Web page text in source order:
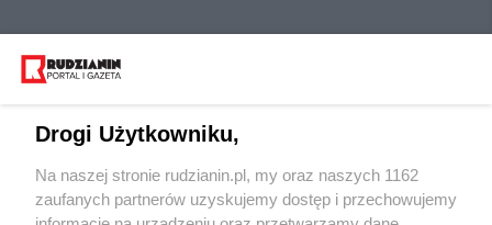
Wydawca mediów lokalnych
Drogi Użytkowniku,
Na naszej stronie rudzianin.pl, my oraz naszych 1162
zaufanych partnerów uzyskujemy dostęp i przechowujemy